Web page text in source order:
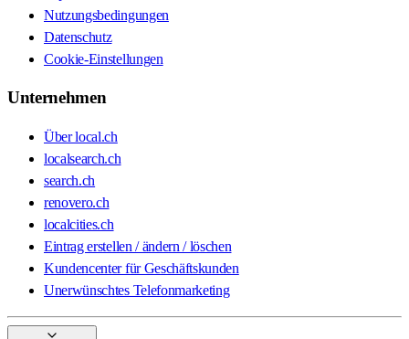
Nutzungsbedingungen
Datenschutz
Cookie-Einstellungen
Unternehmen
Über local.ch
localsearch.ch
search.ch
renovero.ch
localcities.ch
Eintrag erstellen / ändern / löschen
Kundencenter für Geschäftskunden
Unerwünschtes Telefonmarketing